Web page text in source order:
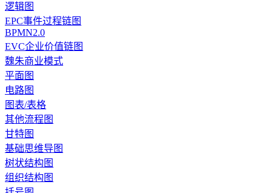
逻辑图
EPC事件过程链图
BPMN2.0
EVC企业价值链图
魏朱商业模式
平面图
电路图
图表/表格
其他流程图
甘特图
基础思维导图
树状结构图
组织结构图